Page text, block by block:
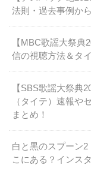
法則・過去事例か
【MBC歌謡大祭
信の視聴方法＆タ
【SBS歌謡大祭典
（タイテ）速報や
まとめ！
白と黒のスプーン
こにある？インス